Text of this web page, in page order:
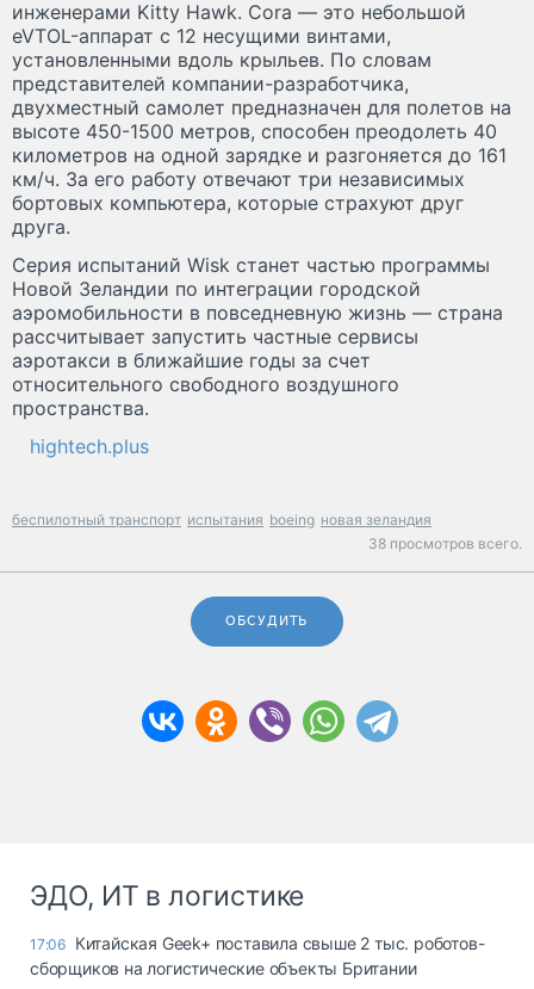
инженерами Kitty Hawk. Cora — это небольшой
eVTOL-аппарат с 12 несущими винтами,
установленными вдоль крыльев. По словам
представителей компании-разработчика,
двухместный самолет предназначен для полетов на
высоте 450-1500 метров, способен преодолеть 40
километров на одной зарядке и разгоняется до 161
км/ч. За его работу отвечают три независимых
бортовых компьютера, которые страхуют друг
друга.
Серия испытаний Wisk станет частью программы
Новой Зеландии по интеграции городской
аэромобильности в повседневную жизнь — страна
рассчитывает запустить частные сервисы
аэротакси в ближайшие годы за счет
относительного свободного воздушного
пространства.
hightech.plus
беспилотный транспорт испытания boeing новая зеландия
38 просмотров всего.
ОБСУДИТЬ
ЭДО, ИТ в логистике
17:06 Китайская Geek+ поставила свыше 2 тыс. роботов-
сборщиков на логистические объекты Британии